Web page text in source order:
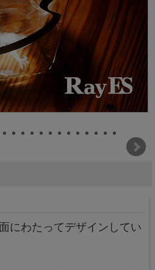
にわたってデザインしてい